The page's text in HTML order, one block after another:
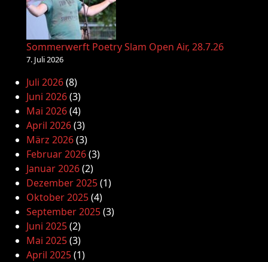
Sommerwerft Poetry Slam Open Air, 28.7.26
7. Juli 2026
Juli 2026(8)
Juni 2026(3)
Mai 2026(4)
April 2026(3)
März 2026(3)
Februar 2026(3)
Januar 2026(2)
Dezember 2025(1)
Oktober 2025(4)
September 2025(3)
Juni 2025(2)
Mai 2025(3)
April 2025(1)